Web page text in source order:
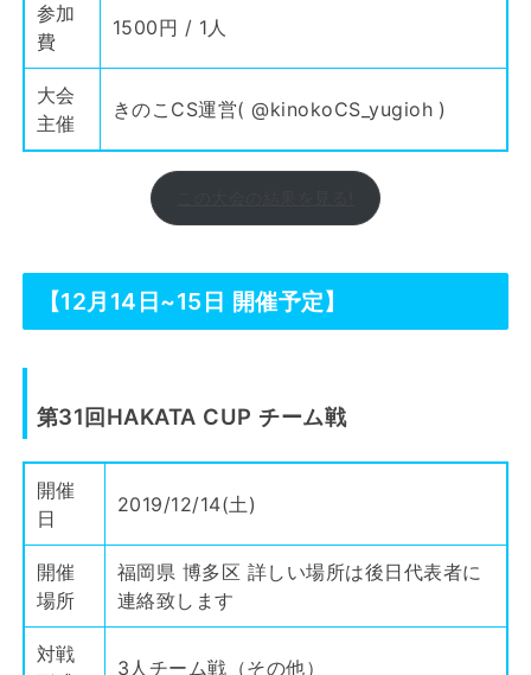
参加
費
1500円 / 1人
大会
主催
きのこCS運営(@kinokoCS_yugioh )
【12月14日~15日 開催予定】
第31回HAKATA CUP チーム戦
開催
日
2019/12/14(土)
開催
場所
福岡県 博多区 詳しい場所は後日代表者に
連絡致します
対戦
3人チーム戦（その他）